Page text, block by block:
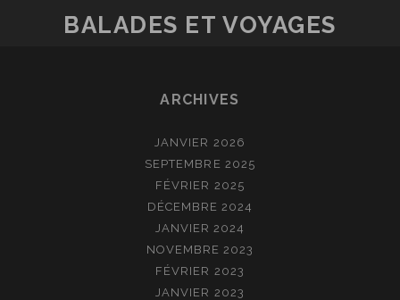
BALADES ET VOYAGES
ARCHIVES
JANVIER 2026
SEPTEMBRE 2025
FÉVRIER 2025
DÉCEMBRE 2024
JANVIER 2024
NOVEMBRE 2023
FÉVRIER 2023
JANVIER 2023